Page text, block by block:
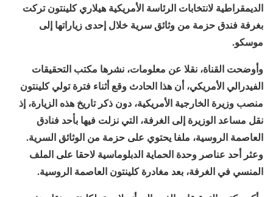
الديمقراطية لانتخابات الرئاسة الأمريكية هيلاري كلينتون تركت
بغرفة فندق حزمة من وثائق سرية خلال إحدى زياراتها إلى
موسكو.
وأوضحت القناة، نقلا عن معلومات، نشرها مكتب التحقيقات
الفيدرالي الأمريكي، أن هذا الحادث وقع أثناء فترة تولي كلينتون
منصب وزيرة الخارجية الأمريكية، دون ذكر تاريخ هذه الزيارة، إذ
نقل مساعد الوزيرة إلى الغرفة، التي نزلت فيها بأحد فنادق
العاصمة الروسية، ملفا يحتوي على حزمة من الوثائق السرية.
وعثر أحد عناصر وحدة الحماية الدبلوماسية لاحقا على الملف
المنسي في الغرفة، بعد مغادرة كلينتون العاصمة الروسية.